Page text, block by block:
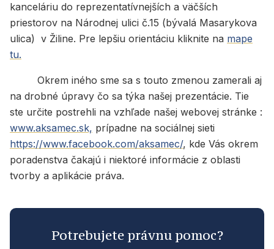
kanceláriu do reprezentatívnejších a väčších
priestorov na Národnej ulici č.15 (bývalá Masarykova
ulica) v Žiline. Pre lepšiu orientáciu kliknite na mape
tu.
Okrem iného sme sa s touto zmenou zamerali aj
na drobné úpravy čo sa týka našej prezentácie. Tie
ste určite postrehli na vzhľade našej webovej stránke :
www.aksamec.sk, prípadne na sociálnej sieti
https://www.facebook.com/aksamec/, kde Vás okrem
poradenstva čakajú i niektoré informácie z oblasti
tvorby a aplikácie práva.
Potrebujete právnu pomoc?